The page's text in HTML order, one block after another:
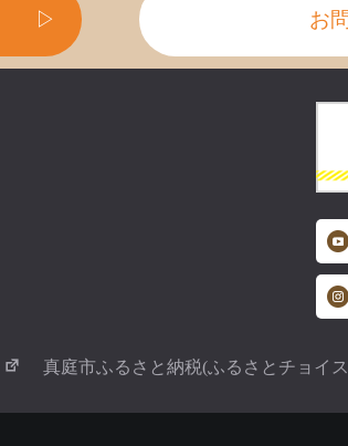
▷ お
真庭市ふるさと納税(ふるさとチョイ